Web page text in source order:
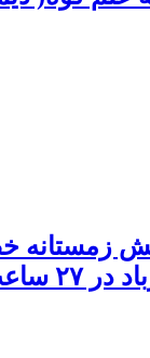
زمستانه
۲۷ ساعت